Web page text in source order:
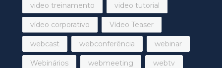
video treinamento video tutorial
vídeo corporativo Vídeo Teaser
webcast webconferência webinar
Webinários webmeeting webtv